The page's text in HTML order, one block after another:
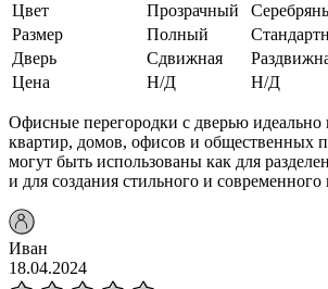
Цвет
Прозрачный
Размер
Полный
Дверь
Сдвижная
Цена
Н/Д Н/Д
Офисные перегородки с дверью идеально
квартир, домов, офисов и общественных
могут быть использованы как для
и для создания стильного и современного
Иван
18.04.2024